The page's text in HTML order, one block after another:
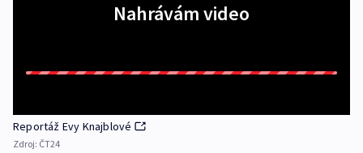
Nahrávám video
Reportáž Evy Knajblové
Zdroj: ČT24